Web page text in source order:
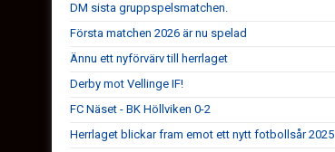
DM sista gruppspelsmatchen.
Första matchen 2026 är nu spelad
Ännu ett nyförvärv till herrlaget
Derby mot Vellinge IF!
FC Näset - BK Höllviken 0-2
Herrlaget blickar fram emot ett nytt fotbollsår 2025